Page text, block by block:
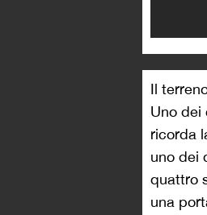
Il
Uno dei
ricorda
uno dei
quattro
una